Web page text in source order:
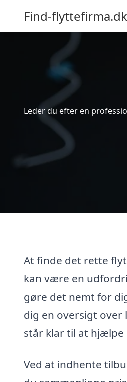
Find-flyttefirma.dk
Leder du efter en
At finde det rette
kan være en
gøre det nemt for
dig en oversigt
står klar til at
Ved at indhente